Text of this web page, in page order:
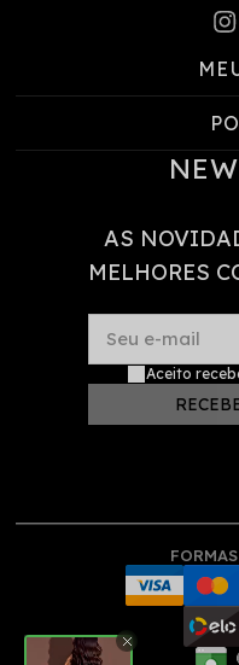
AS
MELHORES
Seu e-mail
Aceito